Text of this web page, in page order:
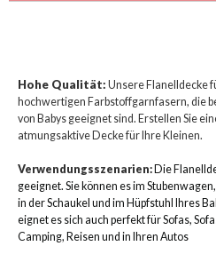
Hohe Qualität: Unsere Flanelldecke
hochwertigen Farbstoffgarnfasern, die
von Babys geeignet sind. Erstellen Sie
atmungsaktive Decke für Ihre Kleinen.
Verwendungsszenarien:Die
geeignet. Sie können es im
in der Schaukel und im Hüpfstuhl Ihres
eignet es sich auch perfekt für Sofas,
Camping, Reisen und in Ihren Autos